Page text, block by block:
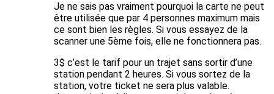
Je ne sais pas vraiment pourquoi la carte ne peut
être utilisée que par 4 personnes maximum mais
ce sont bien les règles. Si vous essayez de la
scanner une 5ème fois, elle ne fonctionnera pas.
3$ c’est le tarif pour un trajet sans sortir d’une
station pendant 2 heures. Si vous sortez de la
station, votre ticket ne sera plus valable.